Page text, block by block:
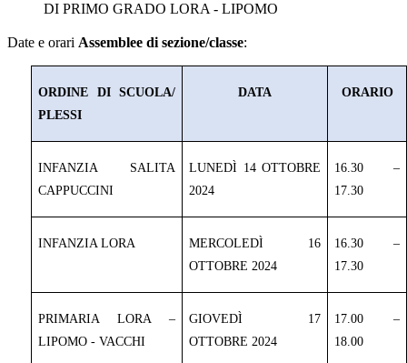
DI PRIMO GRADO LORA - LIPOMO
Date e orari Assemblee di sezione/classe:
ORDINE DI SCUOLA/
PLESSI
DATA ORARIO
INFANZIA SALITA
CAPPUCCINI
LUNEDÌ 14 OTTOBRE
2024
16.30 –
17.30
INFANZIA LORA
MERCOLEDÌ 16
OTTOBRE 2024
16.30 –
17.30
PRIMARIA LORA –
LIPOMO - VACCHI
GIOVEDÌ 17
OTTOBRE 2024
17.00 –
18.00